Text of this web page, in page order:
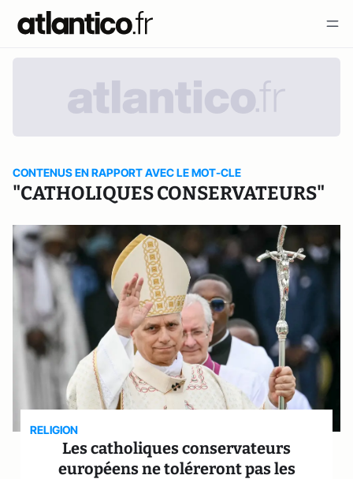
CONTENUS EN RAPPORT AVEC LE MOT-CLE
"CATHOLIQUES CONSERVATEURS"
RELIGION
Les catholiques conservateurs
européens ne toléreront pas les